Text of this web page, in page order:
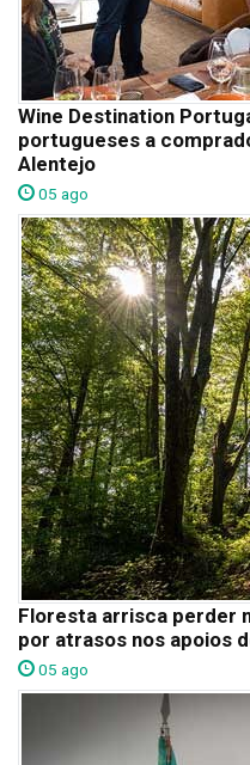
Wine Destination
portugueses a
Alentejo
05 ago
Floresta arrisca perder
por atrasos nos apoios
05 ago